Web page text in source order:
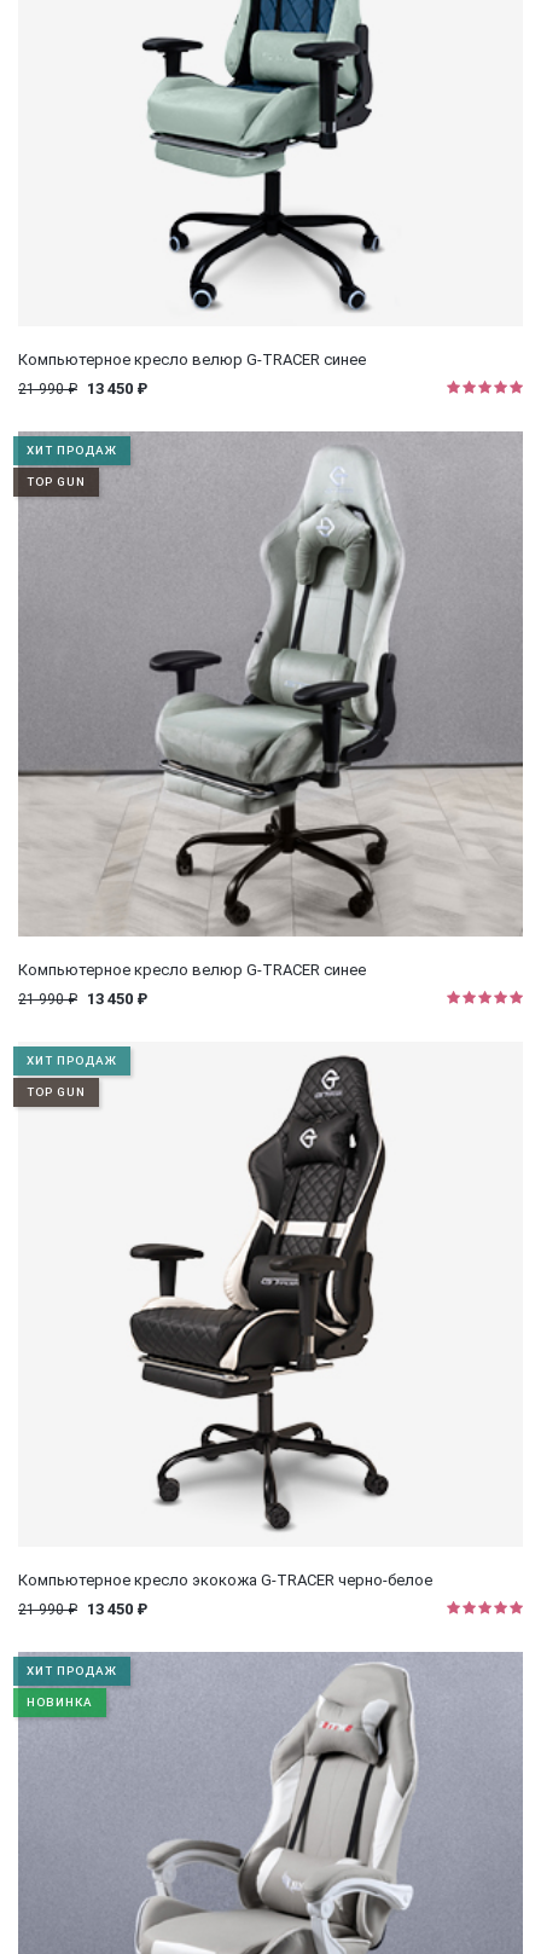
Компьютерное кресло велюр G-TRACER синее
21 990 ₽ 13 450 ₽
ХИТ ПРОДАЖ
TOP GUN
Компьютерное кресло велюр G-TRACER синее
21 990 ₽ 13 450 ₽
ХИТ ПРОДАЖ
TOP GUN
Компьютерное кресло экокожа G-TRACER черно-белое
21 990 ₽ 13 450 ₽
ХИТ ПРОДАЖ
НОВИНКА